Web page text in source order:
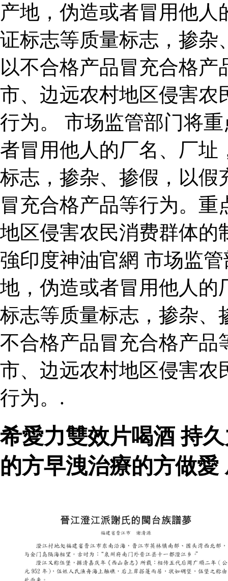
产地，伪造或者冒用他
证标志等质量标志，掺杂
以不合格产品冒充合格
市、边远农村地区侵害农
行为。 市场监管部门将
者冒用他人的厂名、厂址
标志，掺杂、掺假，以假
冒充合格产品等行为。
地区侵害农民消费群体的
強印度神油官網 市场监
地，伪造或者冒用他人的
标志等质量标志，掺杂、
不合格产品冒充合格产品
市、边远农村地区侵害农
行为。.
希愛力雙效片喝酒 持
的方早洩治療的方做愛